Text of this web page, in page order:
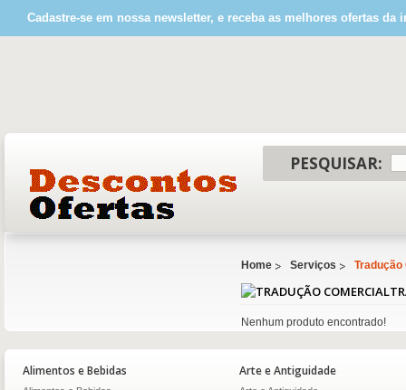
Cadastre-se em nossa newsletter, e receba as melhores ofertas da
PESQUISAR:
Home Serviços
Nenhum produto encontrado!
Alimentos e Bebidas Arte e Antiguidade